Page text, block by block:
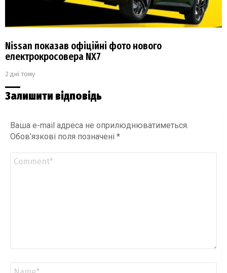
Nissan показав офіційні фото нового
електрокросовера NX7
2 дні тому
Залишити відповідь
Ваша e-mail адреса не оприлюднюватиметься.
Обов’язкові поля позначені *
Коментар